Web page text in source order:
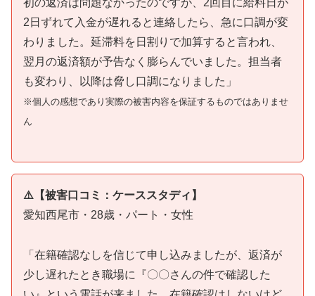
2日ずれて入金が遅れると連絡したら、急に口調が変
わりました。延滞料を日割りで加算すると言われ、
翌月の返済額が予告なく膨らんでいました。担当者
も変わり、以降は脅し口調になりました」
※個人の感想であり実際の被害内容を保証するものではありませ
ん
⚠️【被害口コミ：ケーススタディ】
愛知西尾市・28歳・パート・女性
「在籍確認なしを信じて申し込みましたが、返済が
少し遅れたとき職場に『〇〇さんの件で確認した